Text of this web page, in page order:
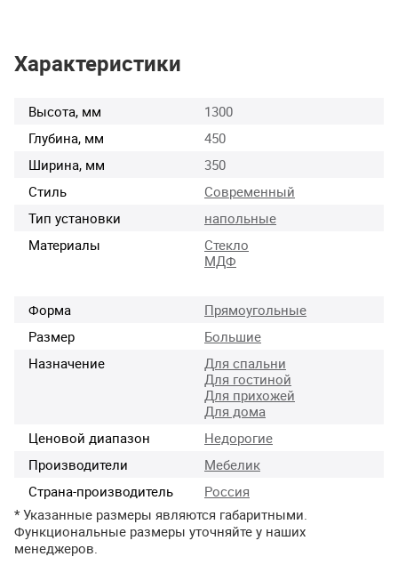
Характеристики
Высота, мм
1300
Глубина, мм
450
Ширина, мм
350
Стиль
Современный
Тип установки
напольные
Материалы
Стекло
МДФ
Форма
Прямоугольные
Размер
Большие
Назначение
Для спальни
Для гостиной
Для прихожей
Для дома
Ценовой диапазон
Недорогие
Производители
Мебелик
Страна-производитель
Россия
* Указанные размеры являются габаритными.
Функциональные размеры уточняйте у наших
менеджеров.